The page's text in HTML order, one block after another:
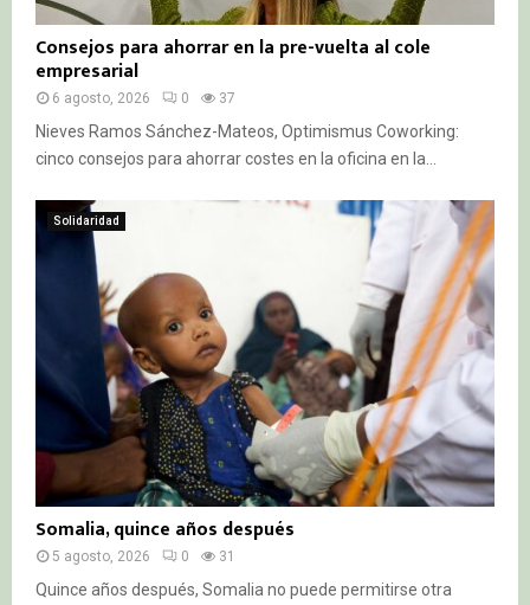
Consejos para ahorrar en la pre-vuelta al cole
empresarial
6 agosto, 2026 0 37
Nieves Ramos Sánchez-Mateos, Optimismus Coworking:
cinco consejos para ahorrar costes en la oficina en la...
Solidaridad
Somalia, quince años después
5 agosto, 2026 0 31
Quince años después, Somalia no puede permitirse otra